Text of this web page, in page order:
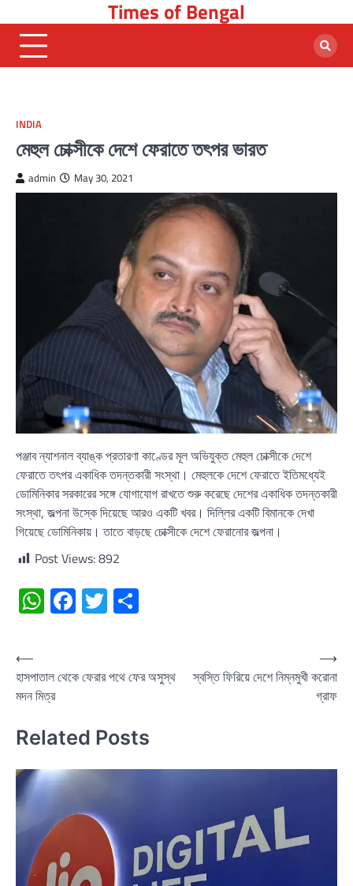
to
content
Times of Bengal
INDIA
মেহুল চোক্সীকে দেশে ফেরাতে তৎপর ভারত
admin May 30, 2021
পঞ্জাব ন্যাশনাল ব্যাঙ্ক প্রতারণা কাণ্ডের মূল অভিযুক্ত মেহুল চোক্সীকে দেশে
ফেরাতে তৎপর একাধিক তদন্তকারী সংস্থা। মেহুলকে দেশে ফেরাতে ইতিমধ্যেই
ডোমিনিকার সরকারের সঙ্গে যোগাযোগ রাখতে শুরু করেছে দেশের একাধিক তদন্তকারী
সংস্থা, জল্পনা উস্কে দিয়েছে আরও একটি খবর। দিল্লির একটি বিমানকে দেখা
গিয়েছে ডোমিনিকায়। তাতে বাড়ছে চোক্সীকে দেশে ফেরানোর জল্পনা।
Post Views:892
WhatsApp
Facebook
Twitter
Post
navigation
⟵
হাসপাতাল থেকে ফেরার পথে ফের অসুস্থ
মদন মিত্র
স্বস্তি ফিরিয়ে দেশে নিম্নমুখী করোনা
গ্রাফ
⟶
Related Posts